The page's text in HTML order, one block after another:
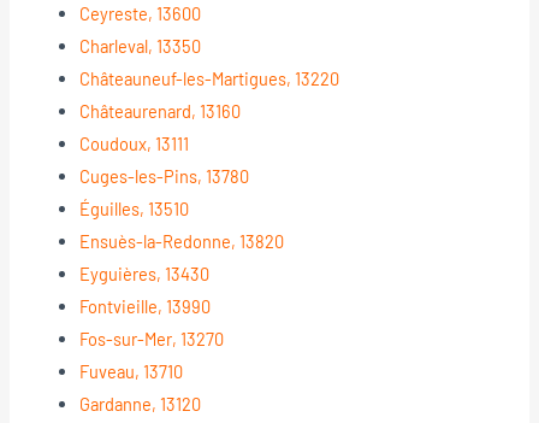
Ceyreste, 13600
Charleval, 13350
Châteauneuf-les-Martigues, 13220
Châteaurenard, 13160
Coudoux, 13111
Cuges-les-Pins, 13780
Éguilles, 13510
Ensuès-la-Redonne, 13820
Eyguières, 13430
Fontvieille, 13990
Fos-sur-Mer, 13270
Fuveau, 13710
Gardanne, 13120